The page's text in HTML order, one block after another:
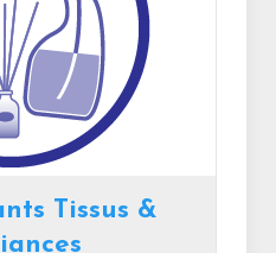
Tissus &